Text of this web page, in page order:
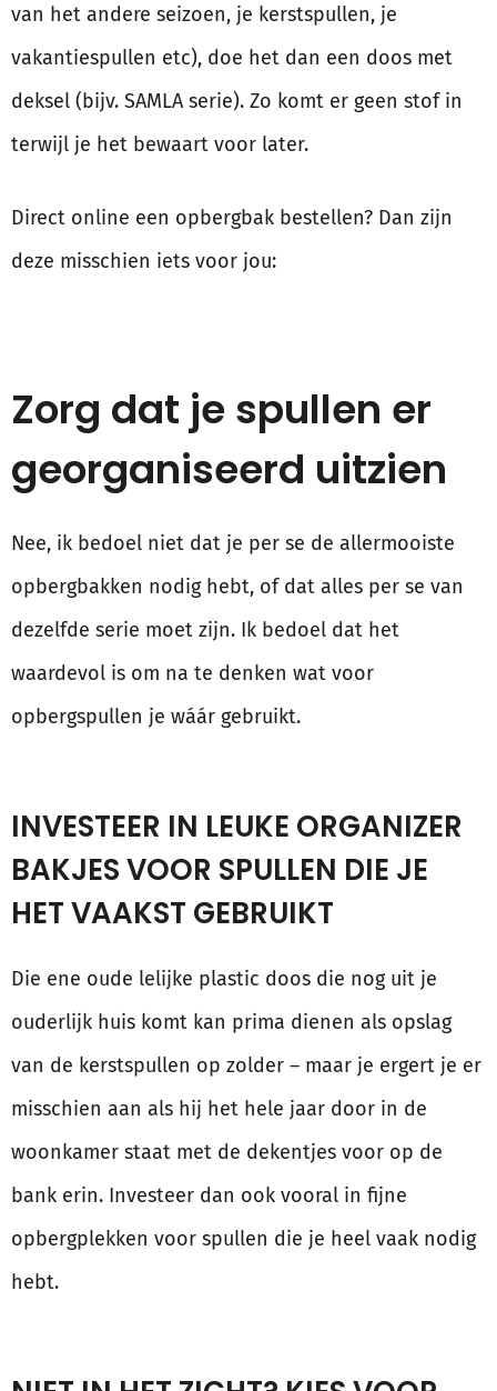
van het andere seizoen, je kerstspullen, je
vakantiespullen etc), doe het dan een doos met
deksel (bijv. SAMLA serie). Zo komt er geen stof in
terwijl je het bewaart voor later.
Direct online een opbergbak bestellen? Dan zijn
deze misschien iets voor jou:
Zorg dat je spullen er
georganiseerd uitzien
Nee, ik bedoel niet dat je per se de allermooiste
opbergbakken nodig hebt, of dat alles per se van
dezelfde serie moet zijn. Ik bedoel dat het
waardevol is om na te denken wat voor
opbergspullen je wáár gebruikt.
INVESTEER IN LEUKE ORGANIZER
BAKJES VOOR SPULLEN DIE JE
HET VAAKST GEBRUIKT
Die ene oude lelijke plastic doos die nog uit je
ouderlijk huis komt kan prima dienen als opslag
van de kerstspullen op zolder – maar je ergert je er
misschien aan als hij het hele jaar door in de
woonkamer staat met de dekentjes voor op de
bank erin. Investeer dan ook vooral in fijne
opbergplekken voor spullen die je heel vaak nodig
hebt.